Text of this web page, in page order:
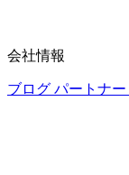
会社情報
ブログ パートナー